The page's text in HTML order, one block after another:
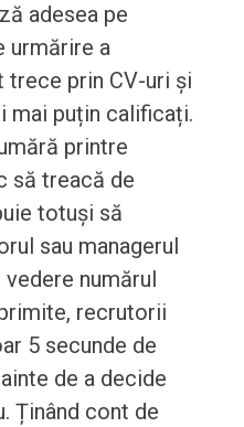
adesea pe
urmărire a
trece prin CV-uri și
mai puțin calificați.
printre
să treacă de
totuși să
sau managerul
vedere numărul
recrutorii
5 secunde de
de a decide
Ținând cont de